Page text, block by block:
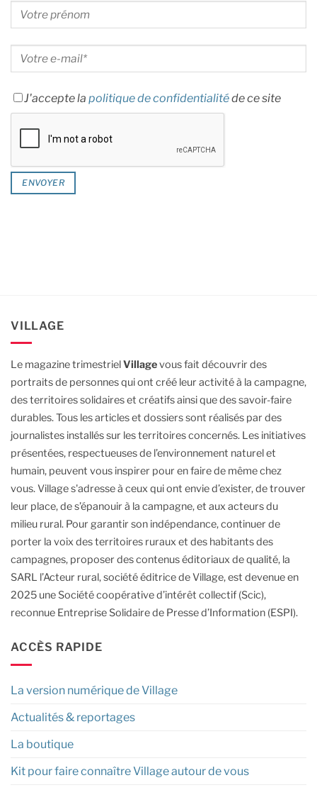
J'accepte la politique de confidentialitéde ce site
VILLAGE
Le magazine trimestrielVillagevous fait découvrir des
portraits de personnes qui ont créé leur activité à la campagne,
des territoires solidaires et créatifs ainsi que des savoir-faire
durables.Tous les articles et dossiers sont réalisés par des
journalistes installés sur les territoires concernés. Les initiatives
présentées, respectueuses de l’environnement naturel et
humain, peuvent vous inspirer pour en faire de même chez
vous.Village s'adresse à ceux qui ont envie d’exister, de trouver
leur place, de s’épanouir à la campagne, et aux acteurs du
milieu rural. Pour garantir son indépendance, continuer de
porter la voix des territoires ruraux et des habitants des
campagnes, proposer des contenus éditoriaux de qualité, la
SARL l’Acteur rural, société éditrice de Village, est devenue en
2025 une Société coopérative d’intérêt collectif (Scic),
reconnue Entreprise Solidaire de Presse d’Information (ESPI).
ACCÈS RAPIDE
La version numérique de Village
Actualités & reportages
La boutique
Kit pour faire connaître Village autour de vous